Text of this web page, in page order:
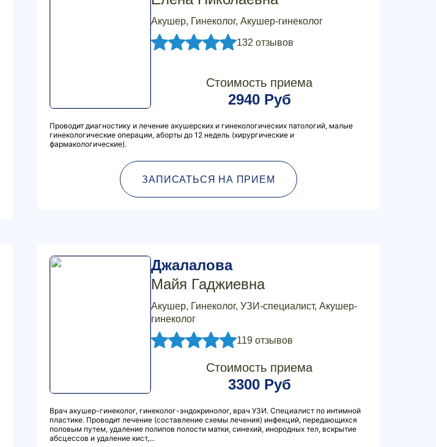
Акушер, Гинеколог, Акушер-гинеколог
132 отзывов
Стоимость приема
2940 Руб
Проводит диагностику и лечение акушерских и гинекологических патологий, малые
гинекологические операции, аборты до 12 недель (хирургические и
фармакологические).
ЗАПИСАТЬСЯ НА ПРИЕМ
Джалалова
Майя Гаджиевна
Акушер, Гинеколог, УЗИ-специалист, Акушер-
гинеколог
119 отзывов
Стоимость приема
3300 Руб
Врач акушер-гинеколог, гинеколог-эндокринолог, врач УЗИ. Специалист по интимной
пластике. Проводит лечение (составление схемы лечения) инфекций, передающихся
половым путем, удаление полипов полости матки, синехий, инородных тел, вскрытие
абсцессов и удаление кист,...